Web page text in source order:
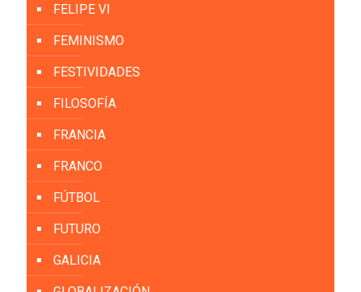
FELIPE VI
FEMINISMO
FESTIVIDADES
FILOSOFÍA
FRANCIA
FRANCO
FÚTBOL
FUTURO
GALICIA